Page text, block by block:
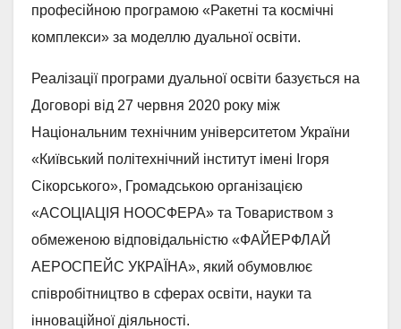
професійною програмою «Ракетні та космічні
комплекси» за моделлю дуальної освіти.
Реалізації програми дуальної освіти базується на
Договорі від 27 червня 2020 року між
Національним технічним університетом України
«Київський політехнічний інститут імені Ігоря
Сікорського», Громадською організацією
«АСОЦІАЦІЯ НООСФЕРА» та Товариством з
обмеженою відповідальністю «ФАЙЕРФЛАЙ
АЕРОСПЕЙС УКРАЇНА», який обумовлює
співробітництво в сферах освіти, науки та
інноваційної діяльності.